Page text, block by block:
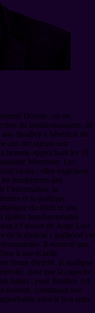
Donnie, est un
du transhumanisme, de
Bradley a bénéficié de
qui ont rajeuni son
homme approchant les 18
Mormone. Les
vastes ; elles englobent
fondements des
l’information, la
et la poétique
du divin et son
quêtes transhumanistes
à l’œuvre de Jorge Luis
de la divinité ( godhood ) et
Il soutient que,
à une échelle
future divinité. Il souligne
ainsi que la capacité
futurs ; pour Bradley, cet
divinité, constituant une
ainsi le lien entre